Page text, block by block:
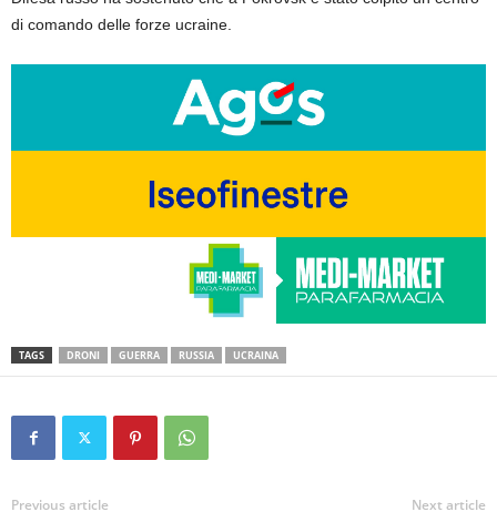
di comando delle forze ucraine.
TAGS DRONI GUERRA RUSSIA UCRAINA
Previous article Next article